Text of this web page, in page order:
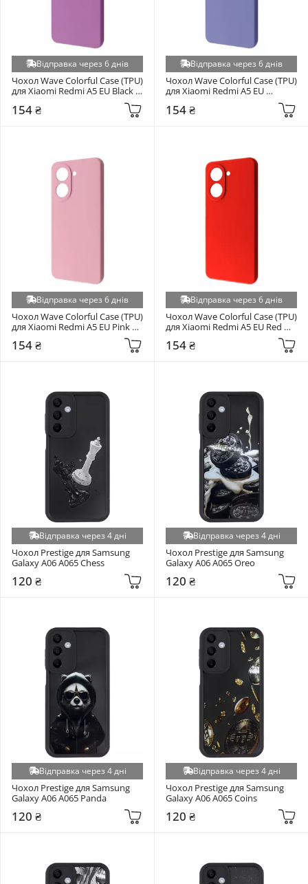
Відправка через 6 днів
Чохол Wave Colorful Case (TPU)
для Xiaomi Redmi A5 EU Black
154 ₴
Відправка через 6 днів
Чохол Wave Colorful Case (TPU)
для Xiaomi Redmi A5 EU
Lavender gray (6972850134)
154 ₴
Відправка через 6 днів
Чохол Wave Colorful Case (TPU)
для Xiaomi Redmi A5 EU Pink
154 ₴
Відправка через 6 днів
Чохол Wave Colorful Case (TPU)
для Xiaomi Redmi A5 EU Red
154 ₴
Відправка через 4 дні
Чохол Prestige для Samsung
Galaxy A06 A065 Chess
120 ₴
Відправка через 4 дні
Чохол Prestige для Samsung
Galaxy A06 A065 Oreo
120 ₴
Відправка через 4 дні
Чохол Prestige для Samsung
Galaxy A06 A065 Panda
120 ₴
Відправка через 4 дні
Чохол Prestige для Samsung
Galaxy A06 A065 Coins
120 ₴